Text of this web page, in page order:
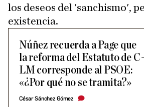
los deseos del 'sanchismo',
existencia.
Núñez recuerda a Page que
la reforma del Estatuto de C-
LM corresponde al PSOE:
«¿Por qué no se tramita?»
César Sánchez Gómez